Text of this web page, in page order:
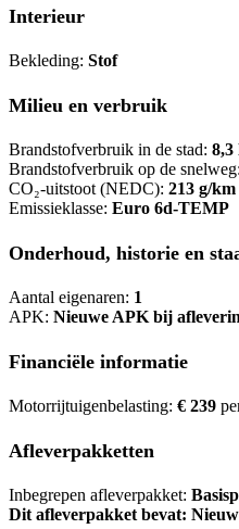
Interieur
Bekleding: Stof
Milieu en verbruik
Brandstofverbruik in de stad: 8,3
Brandstofverbruik op de snelweg:
CO₂-uitstoot (NEDC): 213 g/km
Emissieklasse: Euro 6d-TEMP
Onderhoud, historie en
Aantal eigenaren: 1
APK: Nieuwe APK bij
Financiële informatie
Motorrijtuigenbelasting: € 239
Afleverpakketten
Inbegrepen afleverpakket:
Dit afleverpakket bevat: